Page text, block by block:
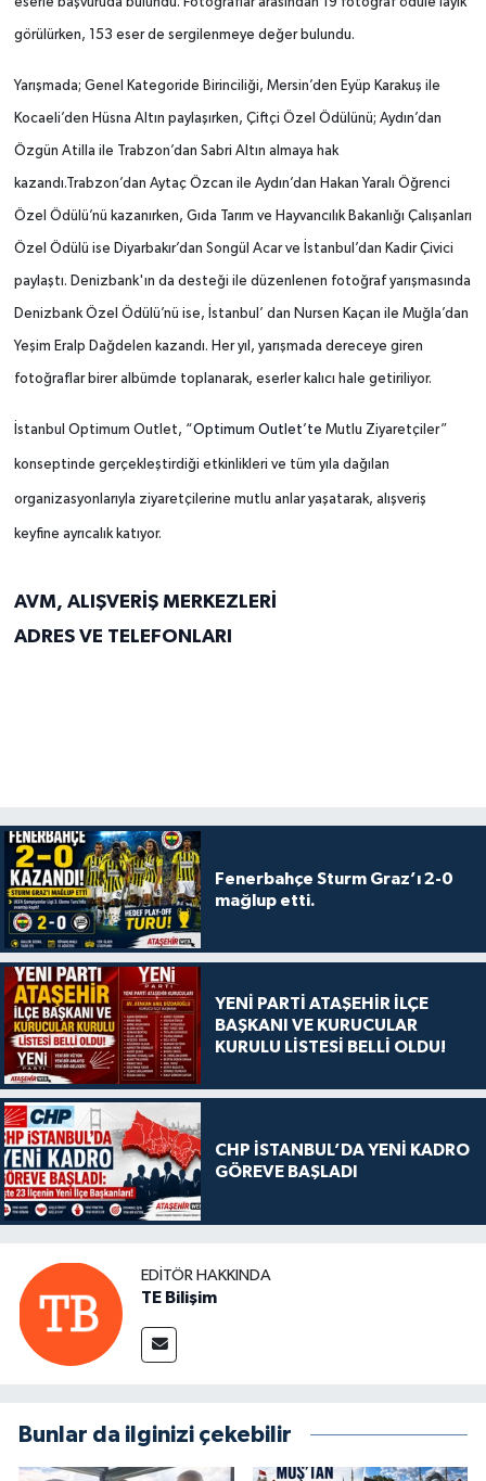
görülürken, 153 eser de sergilenmeye değer bulundu.
Yarışmada; Genel Kategoride Birinciliği, Mersin’den Eyüp Karakuş ile
Kocaeli’den Hüsna Altın paylaşırken, Çiftçi Özel Ödülünü; Aydın’dan
Özgün Atilla ile Trabzon’dan Sabri Altın almaya hak
kazandı.Trabzon’dan Aytaç Özcan ile Aydın’dan Hakan Yaralı Öğrenci
Özel Ödülü’nü kazanırken, Gıda Tarım ve Hayvancılık Bakanlığı Çalışanları
Özel Ödülü ise Diyarbakır’dan Songül Acar ve İstanbul’dan Kadir Çivici
paylaştı. Denizbank'ın da desteği ile düzenlenen fotoğraf yarışmasında
Denizbank Özel Ödülü’nü ise, İstanbul’ dan Nursen Kaçan ile Muğla’dan
Yeşim Eralp Dağdelen kazandı. Her yıl, yarışmada dereceye giren
fotoğraflar birer albümde toplanarak, eserler kalıcı hale getiriliyor.
İstanbul Optimum Outlet, “Optimum Outlet’te Mutlu Ziyaretçiler”
konseptinde gerçekleştirdiği etkinlikleri ve tüm yıla dağılan
organizasyonlarıyla ziyaretçilerine mutlu anlar yaşatarak, alışveriş
keyfine ayrıcalık katıyor.
AVM, ALIŞVERİŞ MERKEZLERİ
ADRES VE TELEFONLARI
Fenerbahçe Sturm Graz’ı 2-0
mağlup etti.
YENİ PARTİ ATAŞEHİR İLÇE
BAŞKANI VE KURUCULAR
KURULU LİSTESİ BELLİ OLDU!
CHP İSTANBUL’DA YENİ KADRO
GÖREVE BAŞLADI
EDITÖR HAKKINDA
TE Bilişim
Bunlar da ilginizi çekebilir